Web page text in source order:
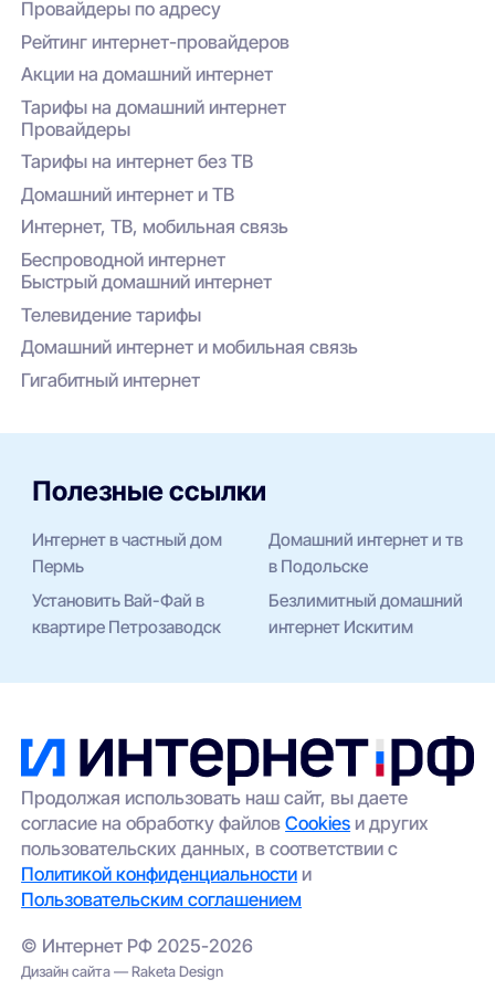
провайдера.
Провайдеры по адресу
Рейтинг интернет-провайдеров
Акции на домашний интернет
Тарифы на домашний интернет
Провайдеры
Тарифы на интернет без ТВ
Домашний интернет и ТВ
Интернет, ТВ, мобильная связь
Беспроводной интернет
Быстрый домашний интернет
Телевидение тарифы
Домашний интернет и мобильная связь
Гигабитный интернет
Полезные ссылки
Интернет в частный дом
Пермь
Домашний интернет и тв
в Подольске
Установить Вай-Фай в
квартире Петрозаводск
Безлимитный домашний
интернет Искитим
Продолжая использовать наш сайт, вы даете
согласие на обработку файловCookies и других
пользовательских данных, в соответствии с
Политикой конфиденциальности и
Пользовательским соглашением
© Интернет РФ 2025-2026
Дизайн сайта — Raketa Design